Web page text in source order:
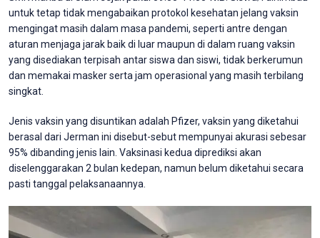
untuk tetap tidak mengabaikan protokol kesehatan jelang vaksin
mengingat masih dalam masa pandemi, seperti antre dengan
aturan menjaga jarak baik di luar maupun di dalam ruang vaksin
yang disediakan terpisah antar siswa dan siswi, tidak berkerumun
dan memakai masker serta jam operasional yang masih terbilang
singkat.
Jenis vaksin yang disuntikan adalah Pfizer, vaksin yang diketahui
berasal dari Jerman ini disebut-sebut mempunyai akurasi sebesar
95% dibanding jenis lain. Vaksinasi kedua diprediksi akan
diselenggarakan 2 bulan kedepan, namun belum diketahui secara
pasti tanggal pelaksanaannya.